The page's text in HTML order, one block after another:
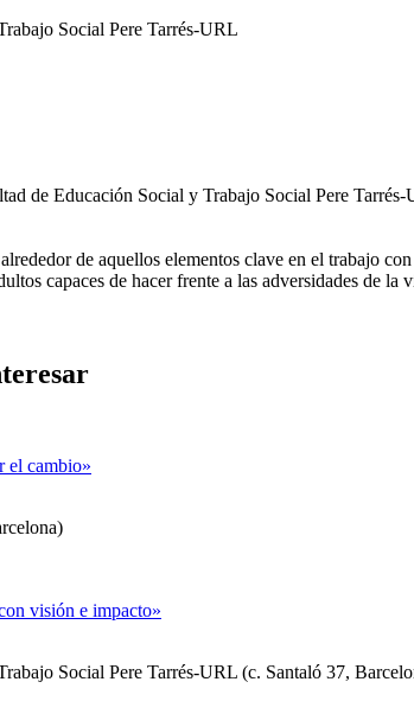
Social Pere Tarrés-URL
de Educación Social y Trabajo Social Pere
de aquellos elementos clave en el trabajo
capaces de hacer frente a las adversidades de la
el cambio»
visión e impacto»
Social Pere Tarrés-URL (c. Santaló 37,